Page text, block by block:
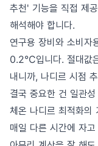
추천' 기능을 직접 제
해석해야 합니다.
연구용 장비와 소비자
0.2°C입니다. 절대값
내니까, 나디르 시점
결국 중요한 건 일관성
체온 나디르 최적화의
매일 다른 시간에 자